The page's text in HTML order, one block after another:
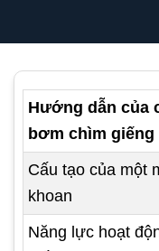
Hướng dẫn của
bơm chìm giếng
Cấu tạo của một
khoan
Năng lực hoạt